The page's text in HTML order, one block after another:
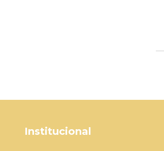
Institucional